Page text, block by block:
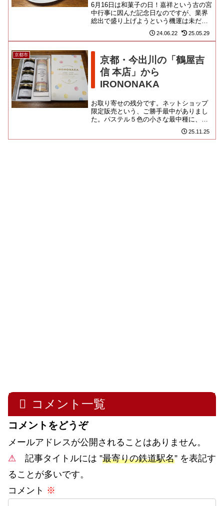
6月16日は和菓子の日！嘉祥という古の宮
中行事に因んだ記念日なのですが、業界
総出で盛り上げようという機運は未だ見
えず。ちょうど通りがかった「京急百貨
店」でも「鶴屋八幡」と「...
24.06.22 25.05.29
京都市
京都・今出川の「鶴屋吉
信 本店」から
IRONONAKA
お取り寄せの残分です。ネットショップ
限定販売という、ご勝手最中がありまし
た。パステル５色の小さな最中種に、
25.11.25
コメント一覧
コメントをどうぞ
メールアドレスが公開されることはありません。
⚠ 記事タイトルには ”最寄りの鉄道駅名” を表記す
ることが多いです。
コメント ※